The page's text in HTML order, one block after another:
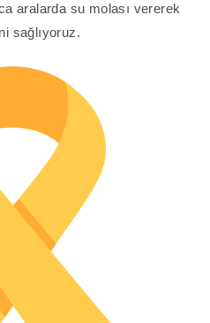
aralarda su molası vererek
sağlıyoruz.